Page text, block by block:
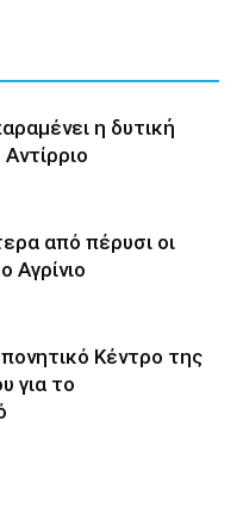
η δυτική
από πέρυσι οι
Αγρίνιο
Κέντρο της
για το